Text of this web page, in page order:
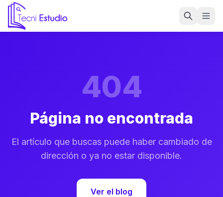
Ir a la página de inicio de Tecni Estudio
404
Página no encontrada
El artículo que buscas puede haber cambiado de
dirección o ya no estar disponible.
Ver el blog